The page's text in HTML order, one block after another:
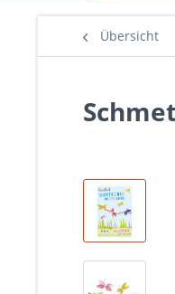
Übersicht